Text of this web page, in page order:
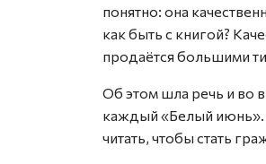
понятно: она
как быть с книгой?
продаётся большими
Об этом шла речь и во
каждый «Белый июнь».
читать, чтобы стать